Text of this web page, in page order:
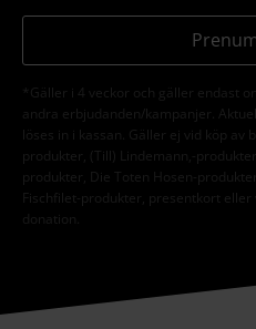
*Gäller i 4 veckor och gäller endast
andra erbjudanden/kampanjer.
löses in i kassan. Gäller ej vid köp av
produkter, (Till) Lindemann,-
produkter, Die Toten Hosen-
Fischfilet-produkter, presentkort
donation.